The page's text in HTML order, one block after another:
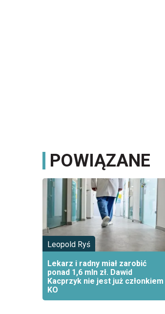
POWIĄZANE
Leopold Ryś
Lekarz i radny miał zarobić
ponad 1,6 mln zł. Dawid
Kacprzyk nie jest już członkiem
KO